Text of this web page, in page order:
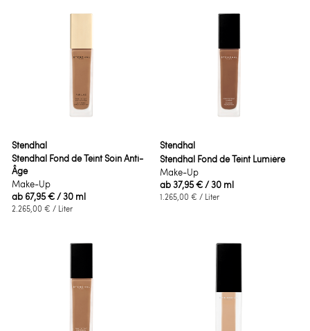
Stendhal
Stendhal Fond de Teint Soin Anti-
Âge
Make-Up
ab 67,95 €/ 30 ml
2.265,00 € / Liter
Stendhal
Stendhal Fond de Teint Lumière
Make-Up
ab37,95 €/ 30 ml
1.265,00 € / Liter